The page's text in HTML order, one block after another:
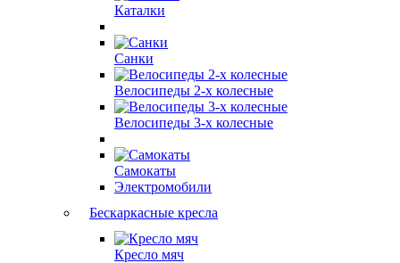
Каталки
Санки
Велосипеды 2-х колесные
Велосипеды 3-х колесные
Самокаты
Электромобили
Бескаркасные кресла
Кресло мяч